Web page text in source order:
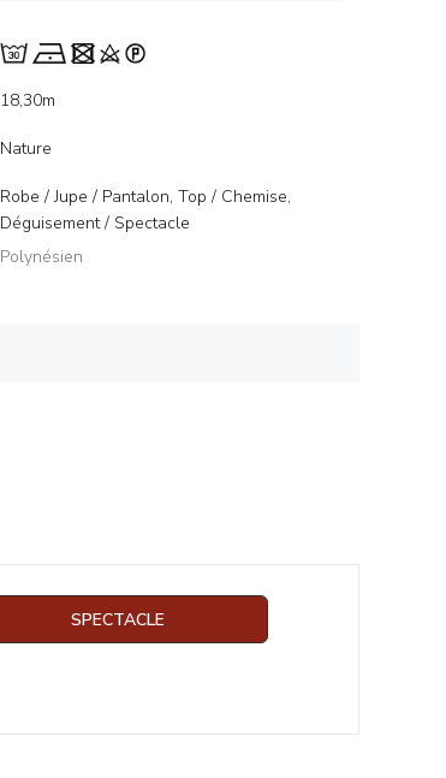
18,30m
Nature
Robe / Jupe / Pantalon, Top / Chemise,
Déguisement / Spectacle
Polynésien
SPECTACLE